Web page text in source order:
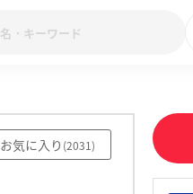
28卒 IT・DX現場社員イ
お気に入り (2031)